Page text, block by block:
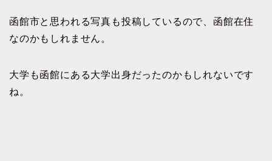
函館市と思われる写真も投稿しているので、函館在住
なのかもしれません。
大学も函館にある大学出身だったのかもしれないです
ね。